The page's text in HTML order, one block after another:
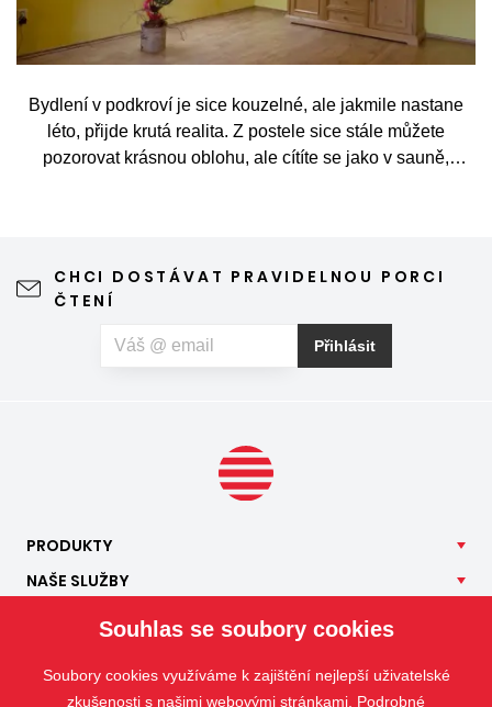
Bydlení v podkroví je sice kouzelné, ale jakmile nastane
léto, přijde krutá realita. Z postele sice stále můžete
pozorovat krásnou oblohu, ale cítíte se jako v sauně,
CHCI DOSTÁVAT PRAVIDELNOU PORCI
ČTENÍ
Přihlásit
PRODUKTY
NAŠE SLUŽBY
KONTAKT
Souhlas se soubory cookies
Soubory cookies využíváme k zajištění nejlepší uživatelské
zkušenosti s našimi webovými stránkami. Podrobné